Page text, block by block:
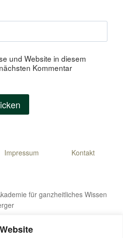
und Website in diesem
Kommentar
Impressum Kontakt
für ganzheitliches Wissen